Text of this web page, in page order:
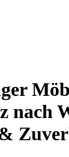
nach